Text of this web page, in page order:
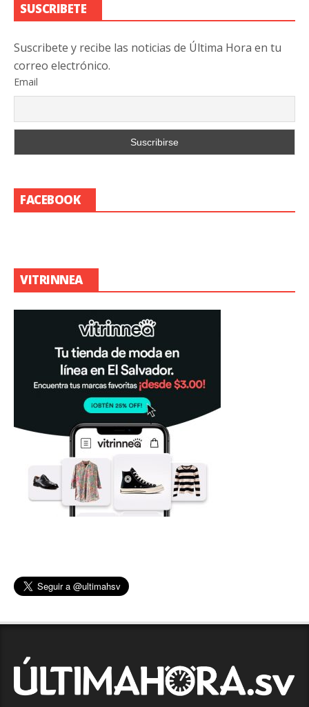
SUSCRIBETE
Suscribete y recibe las noticias de Última Hora en tu
correo electrónico.
Email
FACEBOOK
VITRINNEA